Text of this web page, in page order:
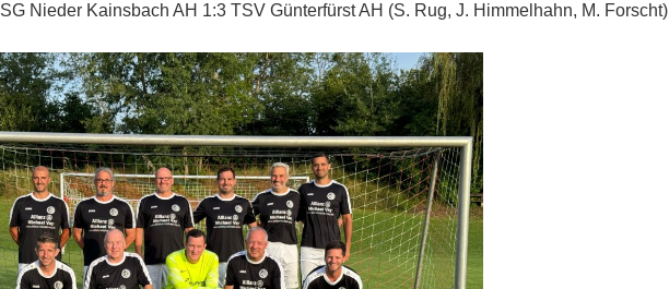
SG Nieder Kainsbach AH 1:3 TSV Günterfürst AH (S. Rug, J. Himmelhahn, M. Forscht)